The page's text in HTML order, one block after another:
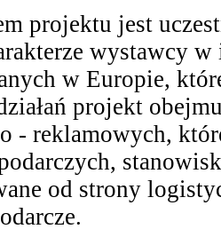
projektu jest
wystawcy
w Europie,
projekt
- reklamowych,
od strony